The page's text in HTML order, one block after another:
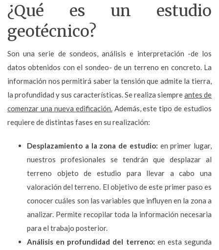
¿Qué es un estudio
geotécnico?
Son una serie de sondeos, análisis e interpretación -de los
datos obtenidos con el sondeo- de un terreno en concreto. La
información nos permitirá saber la tensión que admite la tierra,
la profundidad y sus características. Se realiza siempreantes de
comenzar una nueva edificación.Además, este tipo de estudios
requiere de distintas fases en su realización:
Desplazamiento a la zona de estudio: en primer lugar,
nuestros profesionales se tendrán que desplazar al
terreno objeto de estudio para llevar a cabo una
valoración del terreno. El objetivo de este primer paso es
conocer cuáles son las variables que influyen en la zona a
analizar. Permite recopilar toda la información necesaria
para el trabajo posterior.
Análisis en profundidad del terreno: en esta segunda